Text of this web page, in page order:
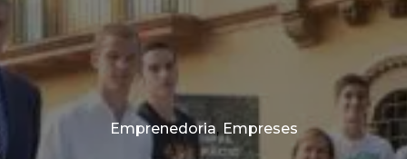
Categories
Emprenedoria, Empreses